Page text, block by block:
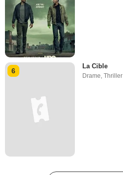
6
La Cible
Drame,Thriller